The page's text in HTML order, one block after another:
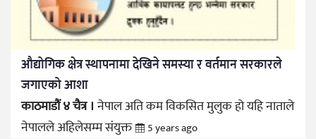
औद्योगिक क्षेत्र स्थापनामा देखिने समस्या र वर्तमान सरकारले
जगाएको आशा
काठमाडौं ४ चैत्र ।नेपाल अति कम विकसित मुलुक हो यहि नाताले
नेपालले अहिलेसम्म संयुक्त
5 years ago